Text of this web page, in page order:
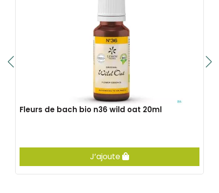
Fleurs de bach bio n36 wild oat 20ml
J’ajoute